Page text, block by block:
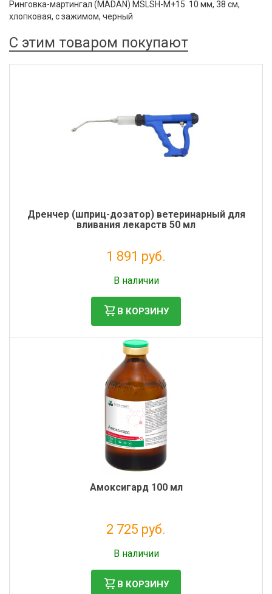
Ринговка-мартингал (MADAN) MSLSH-M+15 10 мм, 38 см,
хлопковая, с зажимом, черный
С этим товаром покупают
Дренчер (шприц-дозатор) ветеринарный для
вливания лекарств 50 мл
1 891 руб.
В наличии
В КОРЗИНУ
Амоксигард 100 мл
2 725 руб.
В наличии
В КОРЗИНУ